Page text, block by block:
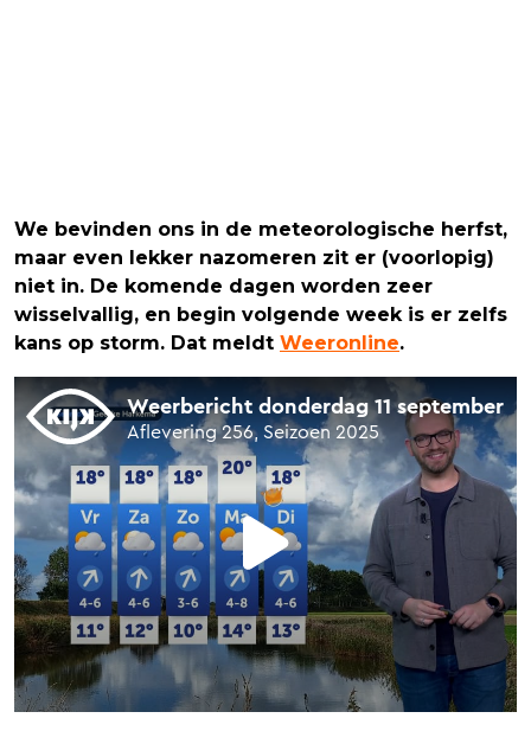
We bevinden ons in de meteorologische herfst,
maar even lekker nazomeren zit er (voorlopig)
niet in. De komende dagen worden zeer
wisselvallig, en begin volgende week is er zelfs
kans op storm. Dat meldt Weeronline.